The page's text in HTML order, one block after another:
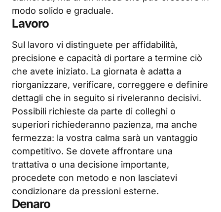
modo solido e graduale.
Lavoro
Sul lavoro vi distinguete per affidabilità,
precisione e capacità di portare a termine ciò
che avete iniziato. La giornata è adatta a
riorganizzare, verificare, correggere e definire
dettagli che in seguito si riveleranno decisivi.
Possibili richieste da parte di colleghi o
superiori richiederanno pazienza, ma anche
fermezza: la vostra calma sarà un vantaggio
competitivo. Se dovete affrontare una
trattativa o una decisione importante,
procedete con metodo e non lasciatevi
condizionare da pressioni esterne.
Denaro